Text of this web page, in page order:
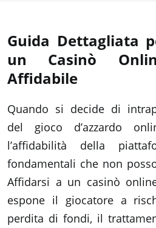
Guida Dettagliata
un Casinò
Affidabile
Quando si decide di
del gioco d’azzardo
l’affidabilità della
fondamentali che non
Affidarsi a un casinò
espone il giocatore a
perdita di fondi, il